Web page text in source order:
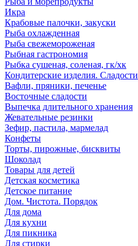
Икра
Крабовые палочки, закуски
Рыба охлажденная
Рыба свежемороженая
Рыбная гастрономия
Рыбка сушеная, соленая, гк/хк
Кондитерские изделия. Сладости
Вафли, пряники, печенье
Восточные сладости
Выпечка длительного хранения
Жевательные резинки
Зефир, пастила, мармелад
Конфеты
Торты, пирожные, бисквиты
Шоколад
Товары для детей
Детская косметика
Детское питание
Дом. Чистота. Порядок
Для дома
Для кухни
Для пикника
Для стирки